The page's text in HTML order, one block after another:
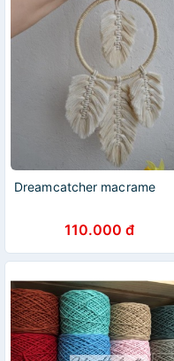
Dreamcatcher macrame
110.000 đ